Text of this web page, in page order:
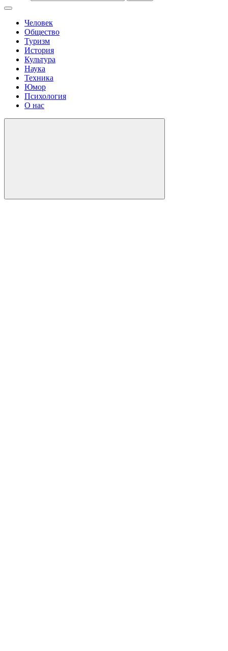
Человек
Общество
Туризм
История
Культура
Наука
Техника
Юмор
Психология
О нас